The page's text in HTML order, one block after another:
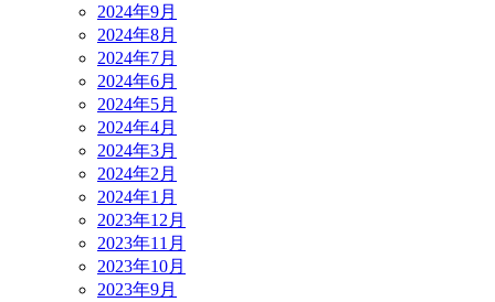
2024年9月
2024年8月
2024年7月
2024年6月
2024年5月
2024年4月
2024年3月
2024年2月
2024年1月
2023年12月
2023年11月
2023年10月
2023年9月